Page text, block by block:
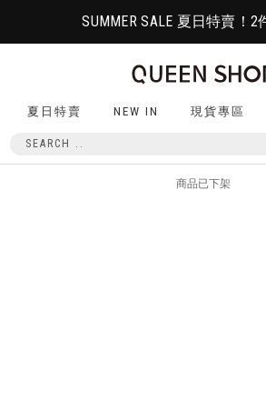
SUMMER SALE 夏日特賣！2
夏日特賣 NEW IN 現貨專區
商品已下架